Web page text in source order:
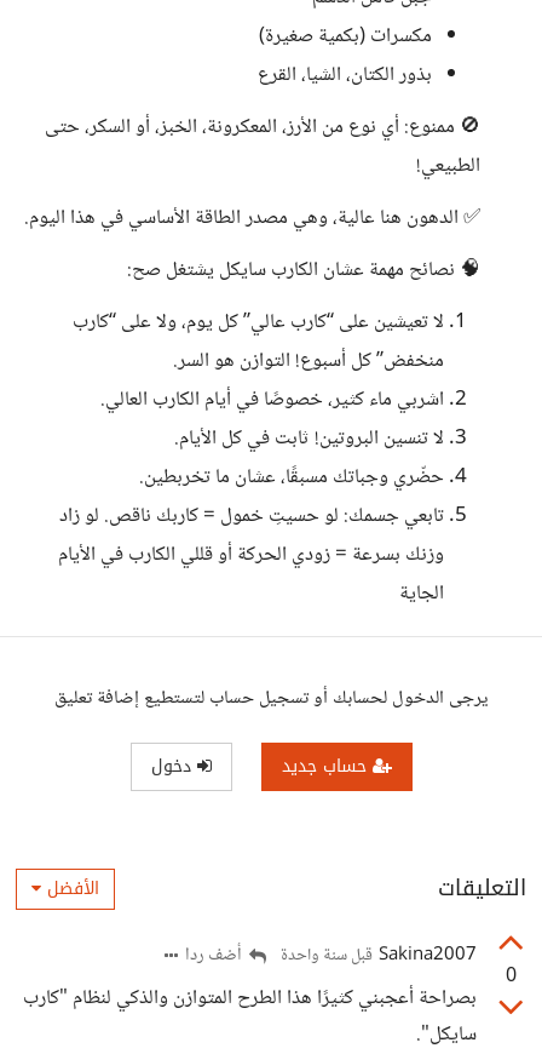
مكسرات (بكمية صغيرة)
بذور الكتان، الشيا، القرع
🚫 ممنوع: أي نوع من الأرز، المعكرونة، الخبز، أو السكر، حتى
الطبيعي!
✅ الدهون هنا عالية، وهي مصدر الطاقة الأساسي في هذا اليوم.
🧠 نصائح مهمة عشان الكارب سايكل يشتغل صح:
لا تعيشين على “كارب عالي” كل يوم، ولا على “كارب
منخفض” كل أسبوع! التوازن هو السر.
اشربي ماء كثير، خصوصًا في أيام الكارب العالي.
لا تنسين البروتين! ثابت في كل الأيام.
حضّري وجباتك مسبقًا، عشان ما تخربطين.
تابعي جسمك: لو حسيتِ خمول = كاربك ناقص. لو زاد
وزنك بسرعة = زودي الحركة أو قللي الكارب في الأيام
الجاية
يرجى الدخول لحسابك أو تسجيل حساب لتستطيع إضافة تعليق
حساب جديد دخول
التعليقات الأفضل
0
Sakina2007 قبل سنة واحدة أضف ردا
بصراحة أعجبني كثيرًا هذا الطرح المتوازن والذكي لنظام "كارب
سايكل".